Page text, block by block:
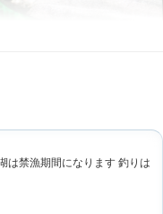
は禁漁期間になります 釣りは